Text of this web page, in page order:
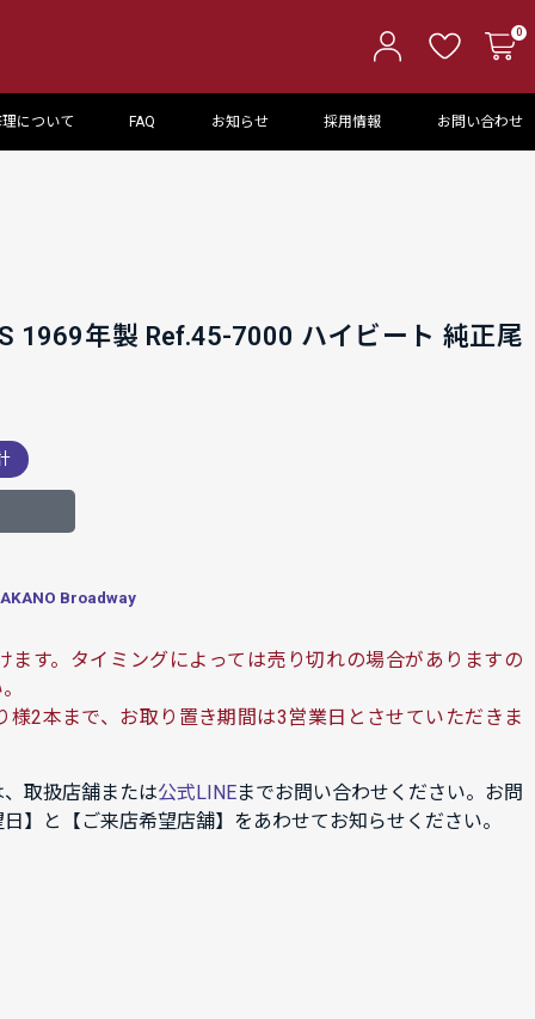
0
について FAQ お知らせ 採用情報 お問い合わせ
1969年製 Ref.45-7000 ハイビート 純正尾
Broadway
ます。タイミングによっては売り切れの場合がありますの
様2本まで、お取り置き期間は3営業日とさせていただきま
取扱店舗または公式LINEまでお問い合わせください。お問
】と【ご来店希望店舗】をあわせてお知らせください。